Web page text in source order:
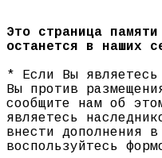
Это страница
останется в наших
* Если Вы являетесь
Вы против
сообщите нам об
являетесь
внести дополнения
воспользуйтесь